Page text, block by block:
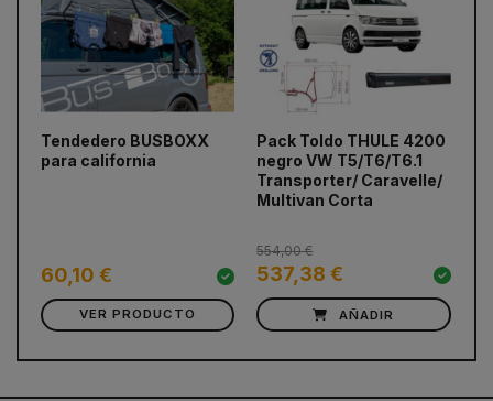
Tendedero BUSBOXX
para california
60,10 €
VER PRODUCTO
Pack Toldo THULE 4200
negro VW T5/T6/T6.1
Transporter/ Caravelle/
Multivan Corta
537,38 €
554,00 €
AÑADIR
prev next